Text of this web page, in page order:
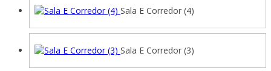
Sala E Corredor (4)
Sala E Corredor (3)